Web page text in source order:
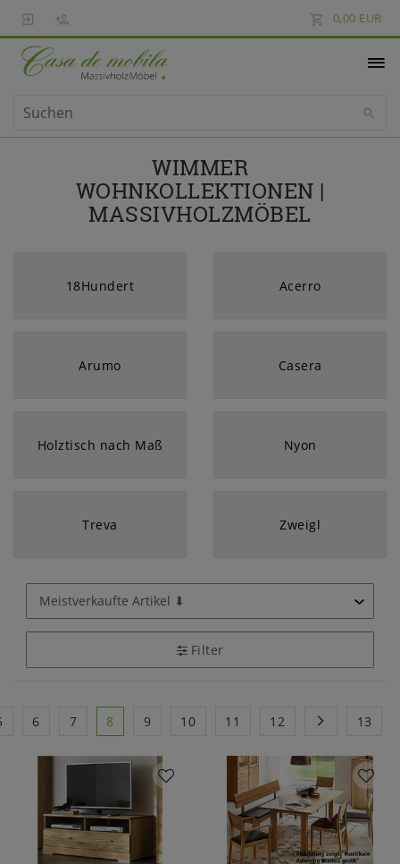
0,00 EUR
WIMMER
WOHNKOLLEKTIONEN |
MASSIVHOLZMÖBEL
18Hundert Acerro
Arumo Casera
Holztisch nach Maß Nyon
Treva Zweigl
Filter
6 7 8 9 10 11 12 13